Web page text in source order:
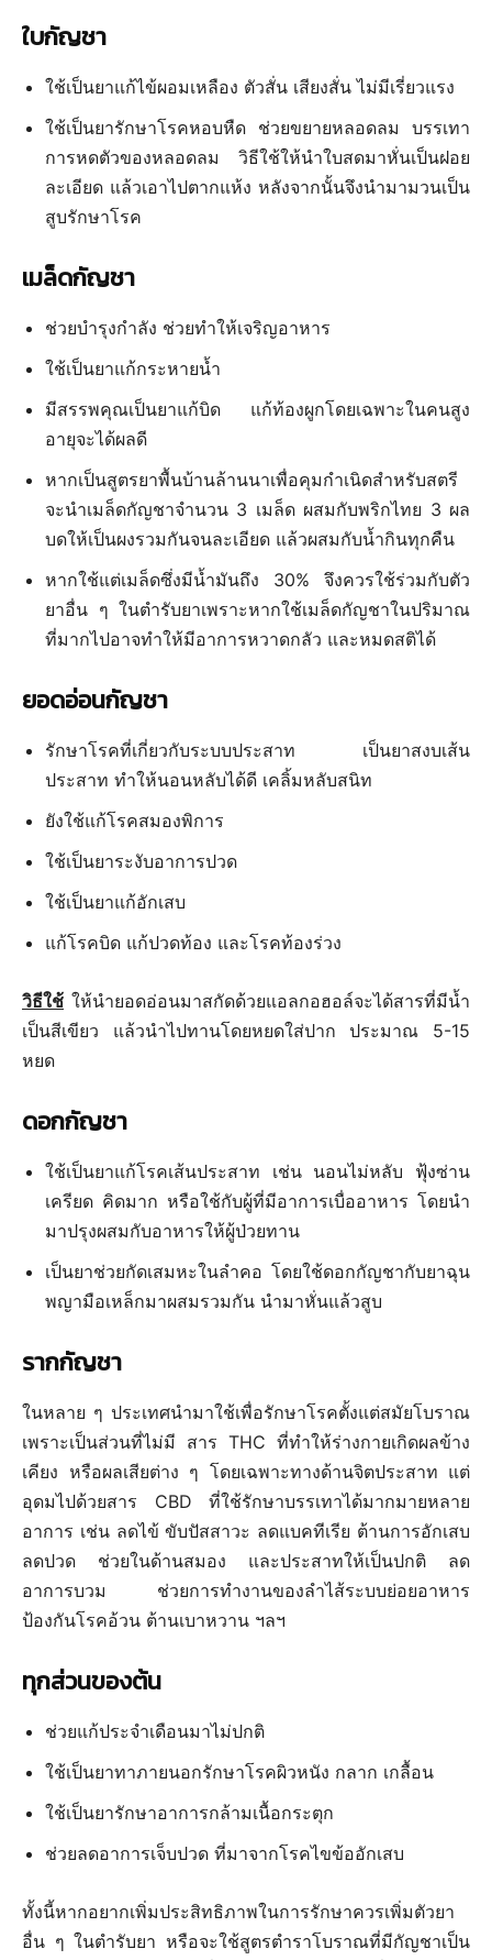
ใบกัญชา
ใช้เป็นยาแก้ไข้ผอมเหลือง ตัวสั่น เสียงสั่น ไม่มีเรี่ยวแรง
ใช้เป็นยารักษาโรคหอบหืด ช่วยขยายหลอดลม บรรเทา
การหดตัวของหลอดลม วิธีใช้ให้นำใบสดมาหั่นเป็นฝอย
ละเอียด แล้วเอาไปตากแห้ง หลังจากนั้นจึงนำมามวนเป็น
สูบรักษาโรค
เมล็ดกัญชา
ช่วยบำรุงกำลัง ช่วยทำให้เจริญอาหาร
ใช้เป็นยาแก้กระหายน้ำ
มีสรรพคุณเป็นยาแก้บิด แก้ท้องผูกโดยเฉพาะในคนสูง
อายุจะได้ผลดี
หากเป็นสูตรยาพื้นบ้านล้านนาเพื่อคุมกำเนิดสำหรับสตรี
จะนำเมล็ดกัญชาจำนวน 3 เมล็ด ผสมกับพริกไทย 3 ผล
บดให้เป็นผงรวมกันจนละเอียด แล้วผสมกับน้ำกินทุกคืน
หากใช้แต่เมล็ดซึ่งมีน้ำมันถึง 30% จึงควรใช้ร่วมกับตัว
ยาอื่น ๆ ในตำรับยาเพราะหากใช้เมล็ดกัญชาในปริมาณ
ที่มากไปอาจทำให้มีอาการหวาดกลัว และหมดสติได้
ยอดอ่อนกัญชา
รักษาโรคที่เกี่ยวกับระบบประสาท เป็นยาสงบเส้น
ประสาท ทำให้นอนหลับได้ดี เคลิ้มหลับสนิท
ยังใช้แก้โรคสมองพิการ
ใช้เป็นยาระงับอาการปวด
ใช้เป็นยาแก้อักเสบ
แก้โรคบิด แก้ปวดท้อง และโรคท้องร่วง
วิธีใช้ ให้นำยอดอ่อนมาสกัดด้วยแอลกอฮอล์จะได้สารที่มีน้ำ
เป็นสีเขียว แล้วนำไปทานโดยหยดใส่ปาก ประมาณ 5-15
หยด
ดอกกัญชา
ใช้เป็นยาแก้โรคเส้นประสาท เช่น นอนไม่หลับ ฟุ้งซ่าน
เครียด คิดมาก หรือใช้กับผู้ที่มีอาการเบื่ออาหาร โดยนำ
มาปรุงผสมกับอาหารให้ผู้ป่วยทาน
เป็นยาช่วยกัดเสมหะในลำคอ โดยใช้ดอกกัญชากับยาฉุน
พญามือเหล็กมาผสมรวมกัน นำมาหั่นแล้วสูบ
รากกัญชา
ในหลาย ๆ ประเทศนำมาใช้เพื่อรักษาโรคตั้งแต่สมัยโบราณ
เพราะเป็นส่วนที่ไม่มี สาร THC ที่ทำให้ร่างกายเกิดผลข้าง
เคียง หรือผลเสียต่าง ๆ โดยเฉพาะทางด้านจิตประสาท แต่
อุดมไปด้วยสาร CBD ที่ใช้รักษาบรรเทาได้มากมายหลาย
อาการ เช่น ลดไข้ ขับปัสสาวะ ลดแบคทีเรีย ต้านการอักเสบ
ลดปวด ช่วยในด้านสมอง และประสาทให้เป็นปกติ ลด
อาการบวม ช่วยการทำงานของลำไส้ระบบย่อยอาหาร
ป้องกันโรคอ้วน ต้านเบาหวาน ฯลฯ
ทุกส่วนของต้น
ช่วยแก้ประจำเดือนมาไม่ปกติ
ใช้เป็นยาทาภายนอกรักษาโรคผิวหนัง กลาก เกลื้อน
ใช้เป็นยารักษาอาการกล้ามเนื้อกระตุก
ช่วยลดอาการเจ็บปวด ที่มาจากโรคไขข้ออักเสบ
ทั้งนี้หากอยากเพิ่มประสิทธิภาพในการรักษาควรเพิ่มตัวยา
อื่น ๆ ในตำรับยา หรือจะใช้สูตรตำราโบราณที่มีกัญชาเป็น